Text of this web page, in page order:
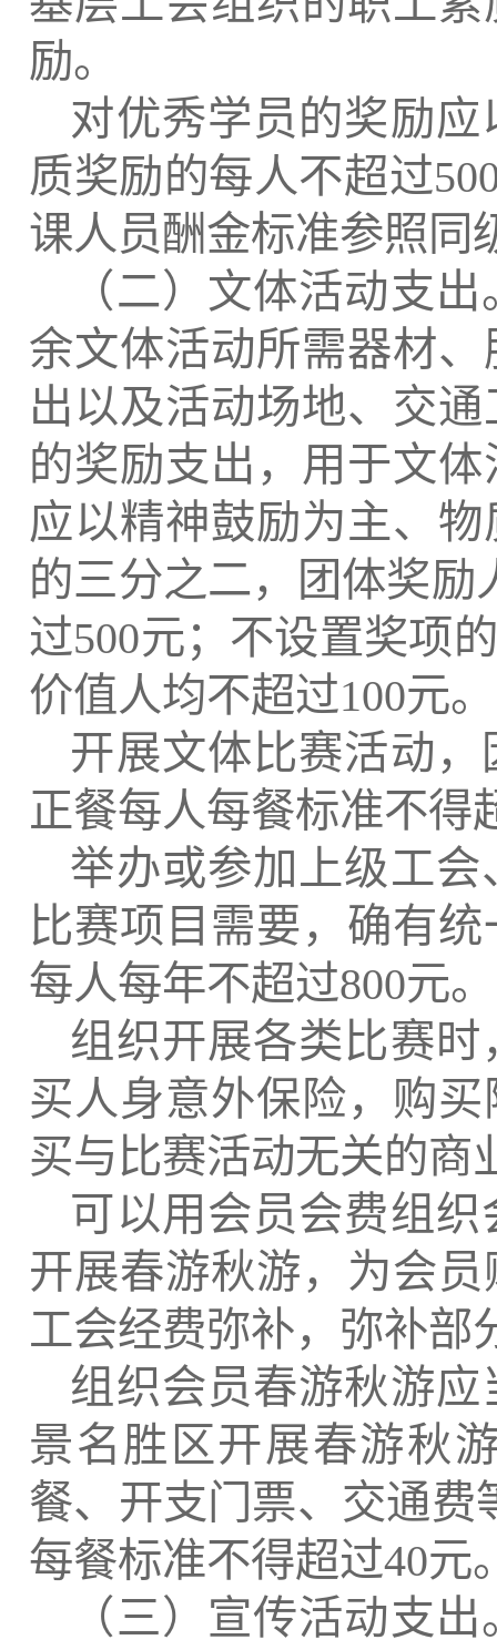
励。
对优秀学员的奖励
质奖励的每人不超过
课人员酬金标准参照同
（二）文体活动支
余文体活动所需器材
出以及活动场地、交
的奖励支出，用于文
应以精神鼓励为主、
的三分之二，团体奖励
过500元；不设置奖项
价值人均不超过100元。
开展文体比赛活动
正餐每人每餐标准不得
举办或参加上级工
比赛项目需要，确有
每人每年不超过800元。
组织开展各类比赛
买人身意外保险，购
买与比赛活动无关的商
可以用会员会费组
开展春游秋游，为会
工会经费弥补，弥补部
组织会员春游秋游
景名胜区开展春游秋
餐、开支门票、交通费
每餐标准不得超过40元
（三）宣传活动支